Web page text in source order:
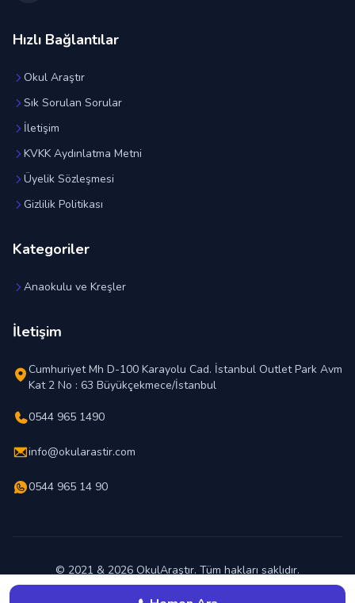
Hızlı Bağlantılar
Okul Araştır
Sık Sorulan Sorular
İletişim
KVKK Aydınlatma Metni
Üyelik Sözleşmesi
Gizlilik Politikası
Kategoriler
Anaokulu ve Kreşler
İletişim
Cumhuriyet Mh D-100 Karayolu Cad. İstanbul Outlet Park Avm
Kat 2 No : 63 Büyükçekmece/İstanbul
0544 965 1490
info@okularastir.com
0544 965 14 90
© 2021 & 2026 OkulAraştır. Tüm hakları saklıdır.
En İyi Okul Hangisi ?